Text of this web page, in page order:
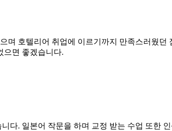
며 호텔리어 취업에 이르기까지 만족스러웠던
으면 좋겠습니다.
다. 일본어 작문을 하며 교정 받는 수업 또한